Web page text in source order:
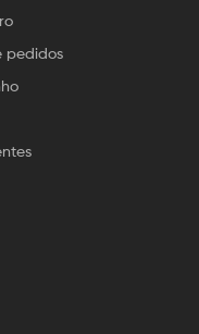
pedidos